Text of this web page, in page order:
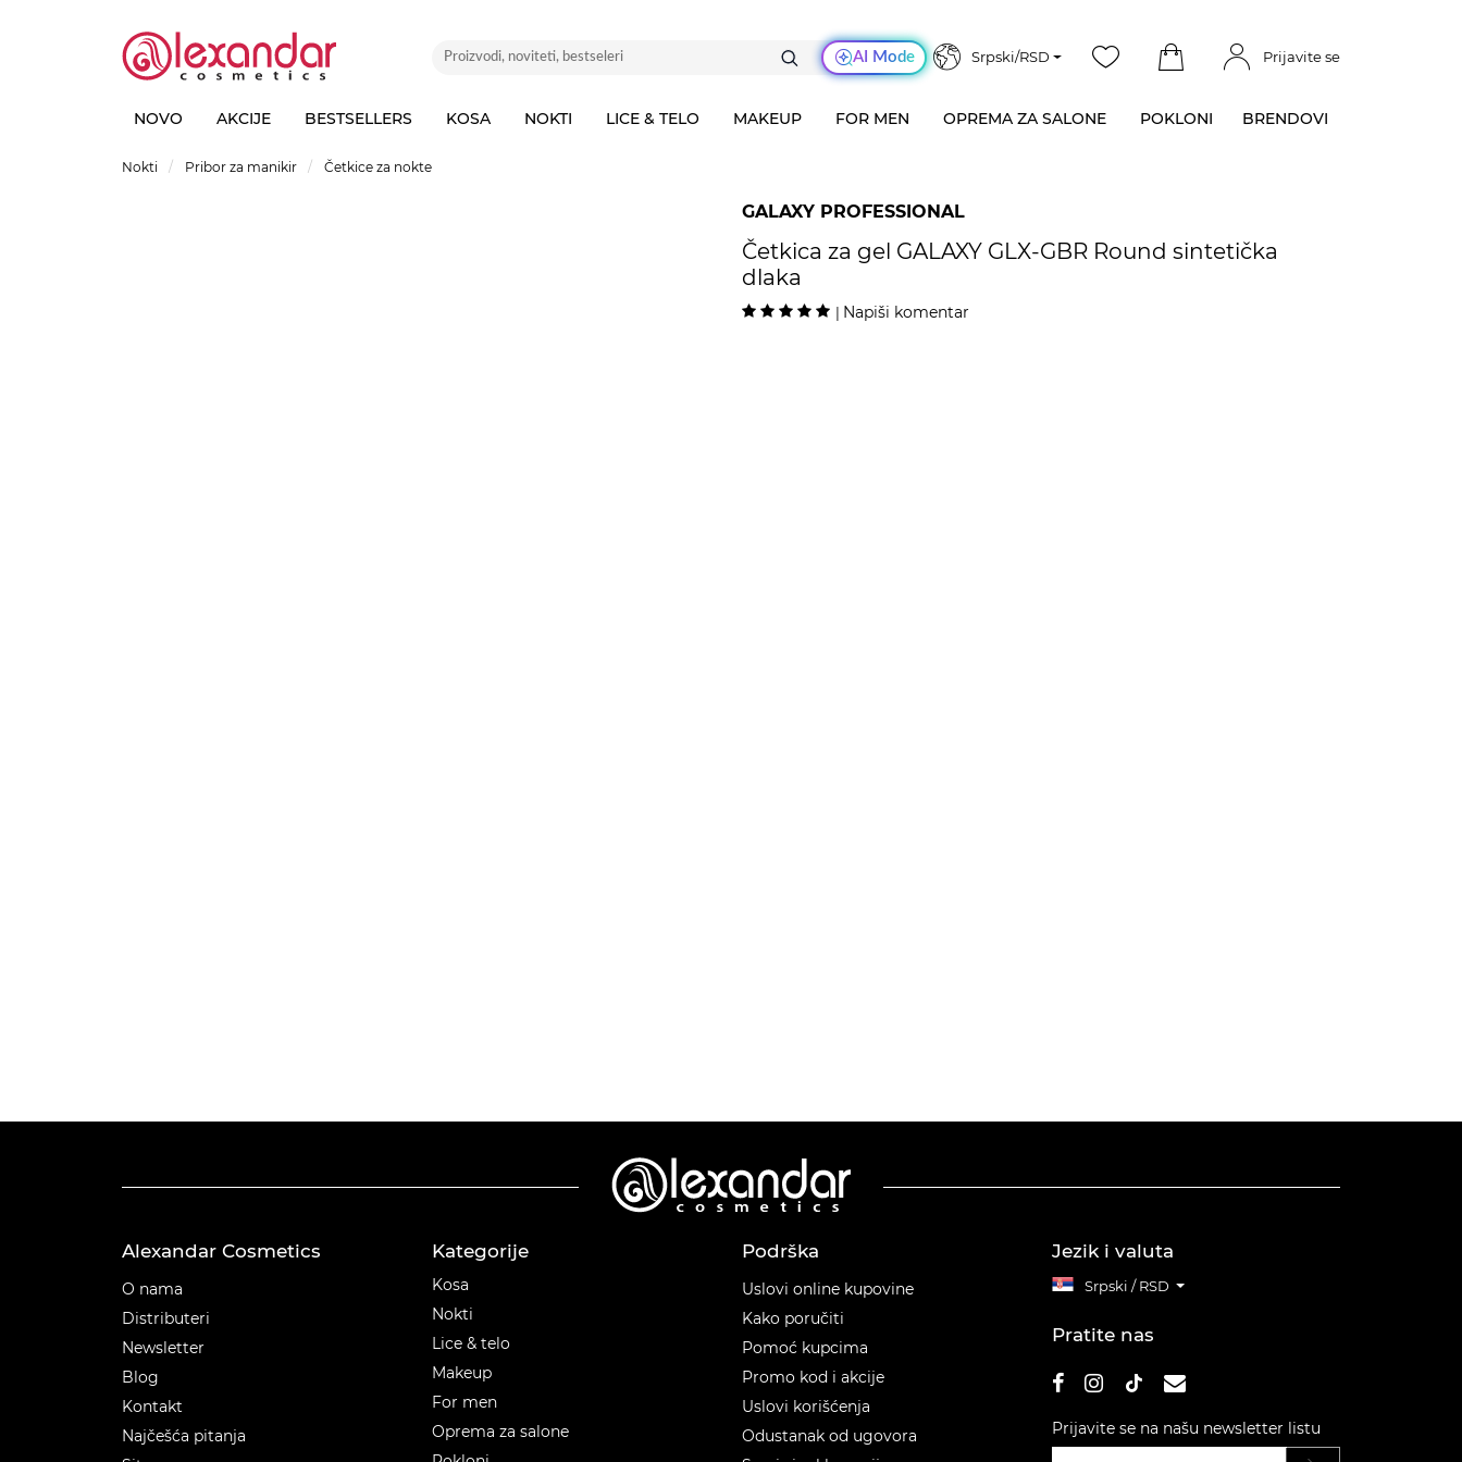
AI Mode Srpski/RSD Prijavite se
NOVO AKCIJE BESTSELLERS KOSA NOKTI LICE & TELO MAKEUP FOR MEN OPREMA ZA SALONE POKLONI BRENDOVI
Nokti Pribor za manikir Četkice za nokte
GALAXY PROFESSIONAL
Četkica za gel GALAXY GLX-GBR Round sintetička
dlaka
| Napiši komentar
Alexandar Cosmetics
O nama
Distributeri
Newsletter
Blog
Kontakt
Najčešća pitanja
Kategorije
Kosa
Nokti
Lice & telo
Makeup
For men
Oprema za salone
Podrška
Uslovi online kupovine
Kako poručiti
Pomoć kupcima
Promo kod i akcije
Uslovi korišćenja
Odustanak od ugovora
Jezik i valuta
Srpski / RSD
Pratite nas
Prijavite se na našu newsletter listu